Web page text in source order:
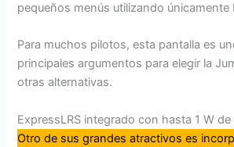
pequeños menús utilizando
Para muchos pilotos, esta pantalla es
principales argumentos para elegir la
otras alternativas.
ExpressLRS integrado con hasta 1 W
Otro de sus grandes atractivos es